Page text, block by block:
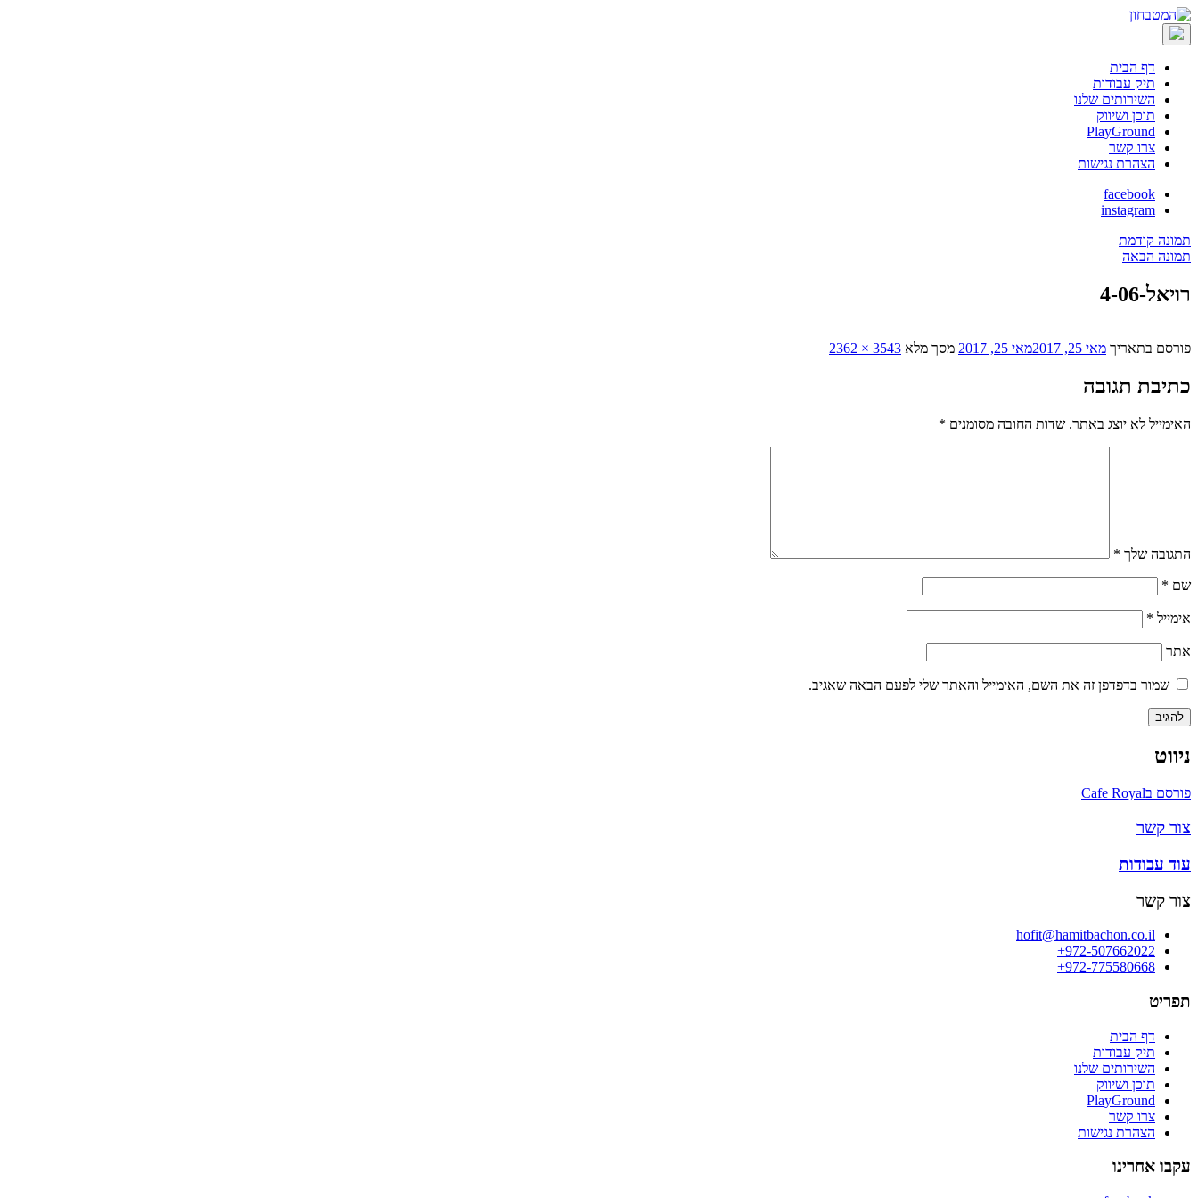
דף הבית
תיק עבודות
השירותים שלנו
תוכן ושיווק
PlayGround
צרו קשר
הצהרת נגישות
facebook
instagram
תמונה קודמת
תמונה הבאה
רויאל-4-06
פורסם בתאריך מאי 25, 2017 מאי 25, 2017 מסך מלא 3543 × 2362
כתיבת תגובה
האימייל לא יוצג באתר. שדות החובה מסומנים *
התגובה שלך *
שם *
אימייל *
אתר
שמור בדפדפן זה את השם, האימייל והאתר שלי לפעם הבאה שאגיב.
ניווט
פורסם בCafe Royal
צור קשר
עוד עבודות
צור קשר
hofit@hamitbachon.co.il
972-507662022+
972-775580668+
תפריט
דף הבית
תיק עבודות
השירותים שלנו
תוכן ושיווק
PlayGround
צרו קשר
הצהרת נגישות
עקבו אחרינו